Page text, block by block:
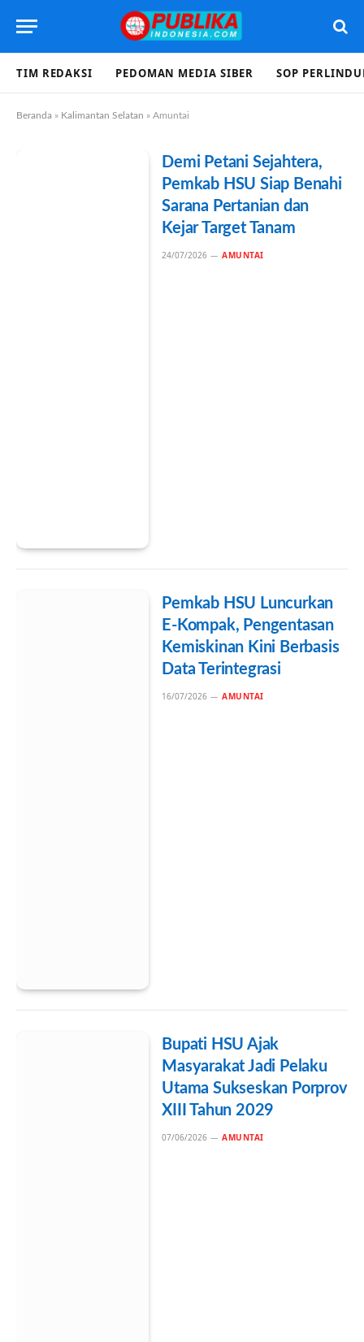
TIM REDAKSI PEDOMAN MEDIA SIBER SOP
Beranda » Kalimantan Selatan » Amuntai
Demi Petani Sejahtera,
Pemkab HSU Siap Benahi
Sarana Pertanian dan
Kejar Target Tanam
24/07/2026 AMUNTAI
Pemkab HSU Luncurkan
E-Kompak, Pengentasan
Kemiskinan Kini Berbasis
Data Terintegrasi
16/07/2026 AMUNTAI
Bupati HSU Ajak
Masyarakat Jadi Pelaku
Utama Sukseskan Porprov
XIII Tahun 2029
07/06/2026 AMUNTAI